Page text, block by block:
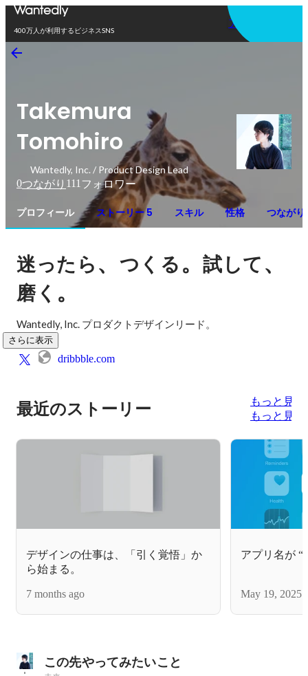
400万人が利用するビジネスSNS
アプリを使う
Takemura
Tomohiro
Wantedly, Inc. / Product Design Lead
0つながり 111 フォロワー
プロフィール ストーリー 5 スキル 性格 つながり
迷ったら、 つくる。試して、
磨く 。
Wantedly, Inc. プロダクトデザインリード。
さらに表示
dribbble.com
最近のストーリー
もっと見る
もっと見る
デザインの仕事は、「引く覚悟」か
ら始まる。
7 months ago
アプリ名が
May 19, 2025
この先やってみたいこと